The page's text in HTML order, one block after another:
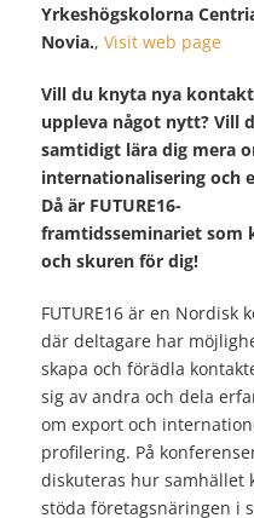
Yrkeshögskolorna
Novia., Visit web page
Vill du knyta nya
uppleva något nytt? Vill
samtidigt lära dig mera
internationalisering och
Då är FUTURE16-
framtidsseminariet som
och skuren för dig!
FUTURE16 är en Nordisk
där deltagare har
skapa och förädla
sig av andra och dela
om export och
profilering. På
diskuteras hur samhället
stöda företagsnäringen i